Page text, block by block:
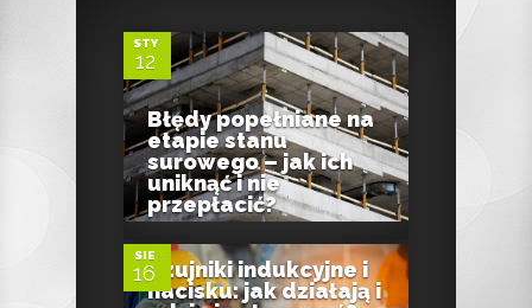
STY
12
Błędy popełniane na
etapie stanu
surowego – jak ich
uniknąć i nie
przepłacić?
SIE
16
0
Czujniki indukcyjne i
nacisku: jak działają i
0